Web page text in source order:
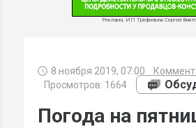
Реклама. ИП Трефильев Сергей
8 ноября 2019, 07:00
Просмотров: 1664
Погода на